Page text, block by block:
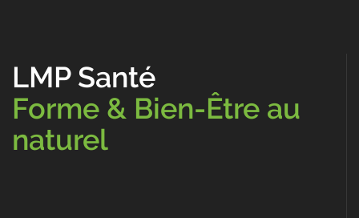
LMP Santé
Forme & Bien-Être au
naturel